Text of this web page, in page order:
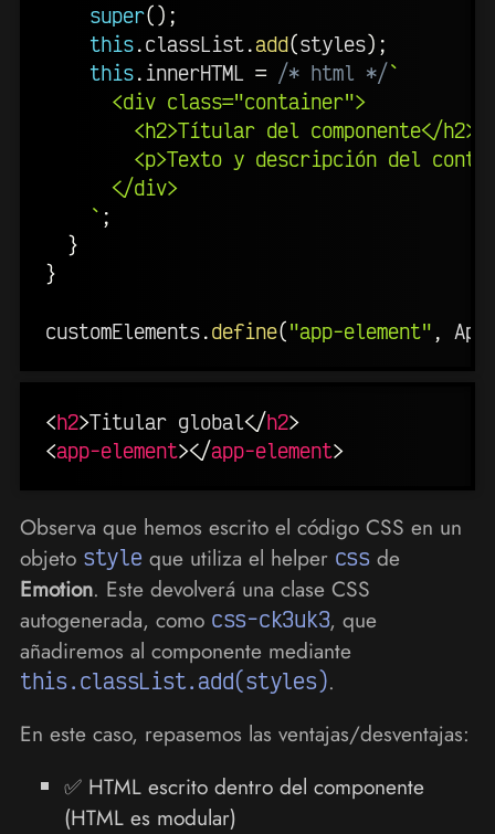
super() ;
this.classList.add(styles) ;
this. innerHTML = /* html */`
      <div class="container">
        <h2>Títular del componente</h2>
<p>Texto y descripción del
      </div>
` ;
}
}
customElements.define("app-element" ,
<h2>Titular global</h2>
<app-element></app-element>
Observa que hemos escrito el código CSS en un
objeto style que utiliza el helper cssde
Emotion. Este devolverá una clase CSS
autogenerada, como css-ck3uk3, que
añadiremos al componente mediante
this.classList.add(styles).
En este caso, repasemos las ventajas/desventajas:
✅ HTML escrito dentro del componente
(HTML es modular)